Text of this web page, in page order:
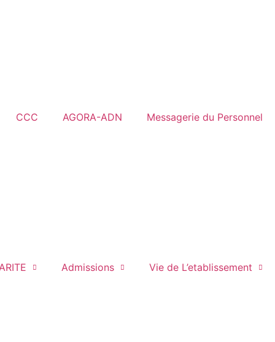
CCC AGORA-ADN Messagerie du Personnel
Admissions Vie de L’etablissement